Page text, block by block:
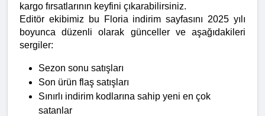
kargo fırsatlarının keyfini çıkarabilirsiniz.
Editör ekibimiz bu Floria indirim sayfasını 2025 yılı
boyunca düzenli olarak günceller ve aşağıdakileri
sergiler:
Sezon sonu satışları
Son ürün flaş satışları
Sınırlı indirim kodlarına sahip yeni en çok
satanlar